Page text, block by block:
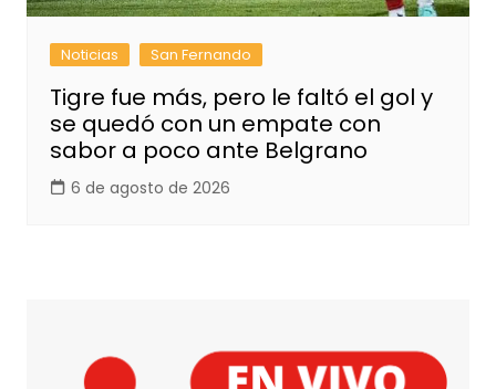
Noticias San Fernando
Tigre fue más, pero le faltó el gol y
se quedó con un empate con
sabor a poco ante Belgrano
6 de agosto de 2026